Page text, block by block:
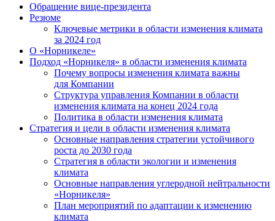
Обращение вице-президента
Резюме
Ключевые метрики в области изменения климата
за 2024 год
О «Норникеле»
Подход «Норникеля» в области изменения климата
Почему вопросы изменения климата важны
для Компании
Структура управления Компании в области
изменения климата на конец 2024 года
Политика в области изменения климата
Стратегия и цели в области изменения климата
Основные направления стратегии устойчивого
роста до 2030 года
Стратегия в области экологии и изменения
климата
Основные направления углеродной нейтральности
«Норникеля»
План мероприятий по адаптации к изменению
климата